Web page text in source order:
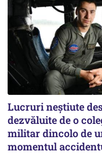
Lucruri neștiute
dezvăluite de o
militar dincolo de
momentul